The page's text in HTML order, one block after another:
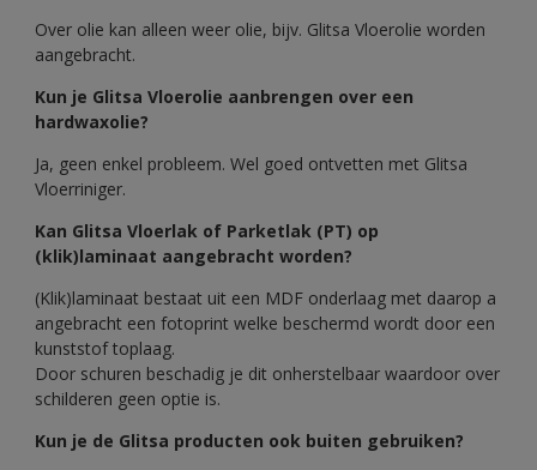
Over olie kan alleen weer olie, bijv. Glitsa Vloerolie worden
aangebracht.
Kun je Glitsa Vloerolie aanbrengen over een
hardwaxolie?
Ja, geen enkel probleem. Wel goed ontvetten met Glitsa
Vloerriniger.
Kan Glitsa Vloerlak of Parketlak (PT) op
(klik)laminaat aangebracht worden?
(Klik)laminaat bestaat uit een MDF onderlaag met daarop a
angebracht een fotoprint welke beschermd wordt door een
kunststof toplaag.
Door schuren beschadig je dit onherstelbaar waardoor over
schilderen geen optie is.
Kun je de Glitsa producten ook buiten gebruiken?